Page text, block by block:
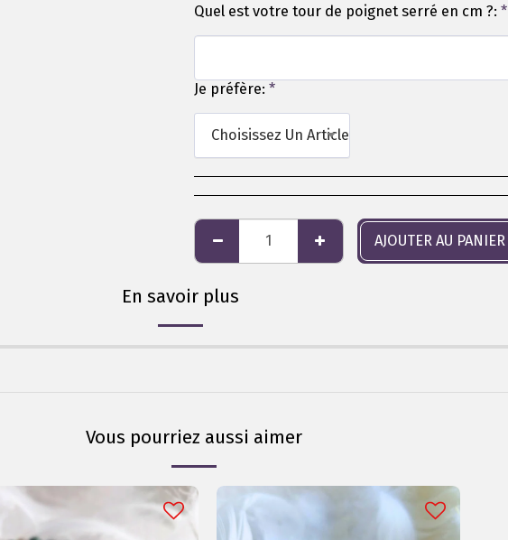
Quel est votre tour de poignet serré en cm ?: *
Je préfère: *
Choisissez Un Article
AJOUTER AU PANIER
En savoir plus
Vous pourriez aussi aimer